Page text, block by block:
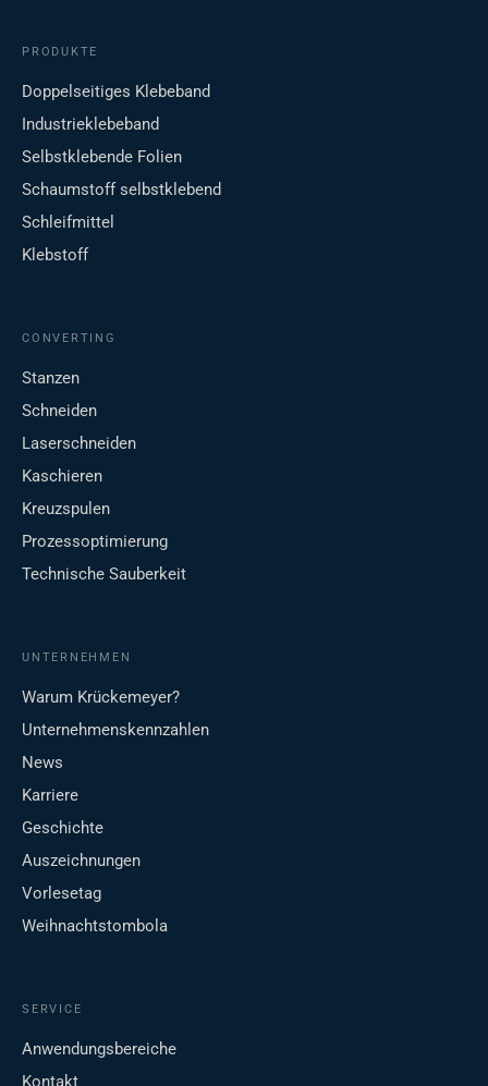
PRODUKTE
Doppelseitiges Klebeband
Industrieklebeband
Selbstklebende Folien
Schaumstoff selbstklebend
Schleifmittel
Klebstoff
CONVERTING
Stanzen
Schneiden
Laserschneiden
Kaschieren
Kreuzspulen
Prozessoptimierung
Technische Sauberkeit
UNTERNEHMEN
Warum Krückemeyer?
Unternehmenskennzahlen
News
Karriere
Geschichte
Auszeichnungen
Vorlesetag
Weihnachtstombola
SERVICE
Anwendungsbereiche
Kontakt